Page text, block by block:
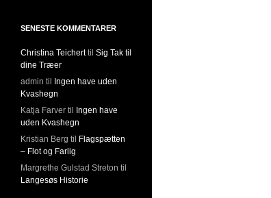
SENESTE KOMMENTARER
Christina Teicherttil Sig Tak til
dine Træer
admin til Ingen have uden
Kvashegn
Katja Farver til Ingen have
uden Kvashegn
Kristian Berg til Flagspætten
– Flot og Farlig
Margrethe Gulstad Streton til
Langesøs Historie